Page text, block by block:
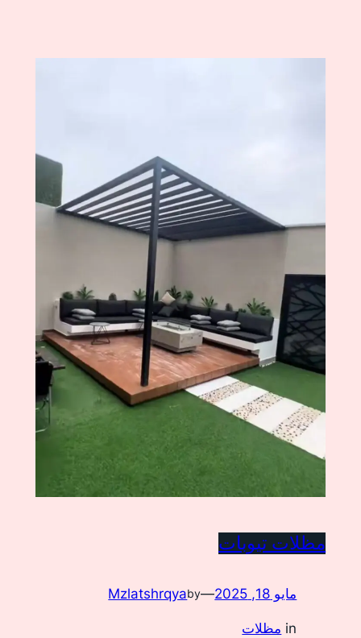
مظلات تيوبات
مايو 18, 2025 —
by
Mzlatshrqya
in مظلات